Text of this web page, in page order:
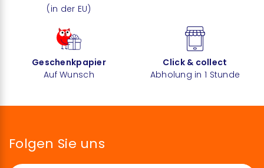
(in der EU)
Geschenkpapier
Auf Wunsch
Click & collect
Abholung in 1 Stunde
Folgen Sie uns